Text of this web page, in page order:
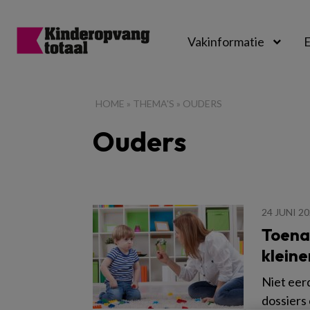
Vakinformatie
HOME » THEMA'S » OUDERS
Ouders
24 JUNI
Niet